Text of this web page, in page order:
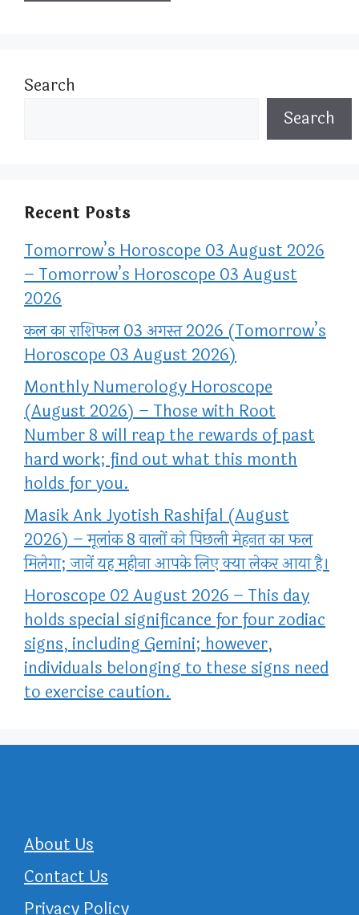
Search
Search
Recent Posts
Tomorrow’s Horoscope 03 August 2026
– Tomorrow’s Horoscope 03 August
2026
कल का राशिफल 03 अगस्त 2026 (Tomorrow’s
Horoscope 03 August 2026)
Monthly Numerology Horoscope
(August 2026) – Those with Root
Number 8 will reap the rewards of past
hard work; find out what this month
holds for you.
Masik Ank Jyotish Rashifal (August
2026) – मूलांक 8 वालों को पिछली मेहनत का फल
मिलेगा; जानें यह महीना आपके लिए क्या लेकर आया है।
Horoscope 02 August 2026 – This day
holds special significance for four zodiac
signs, including Gemini; however,
individuals belonging to these signs need
to exercise caution.
About Us
Contact Us
Privacy Policy